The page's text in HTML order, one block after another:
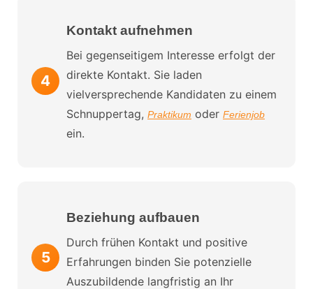
Kontakt aufnehmen
Bei gegenseitigem Interesse erfolgt der
direkte Kontakt. Sie laden
vielversprechende Kandidaten zu einem
Schnuppertag, Praktikum oder Ferienjob
ein.
Beziehung aufbauen
Durch frühen Kontakt und positive
Erfahrungen binden Sie potenzielle
Auszubildende langfristig an Ihr